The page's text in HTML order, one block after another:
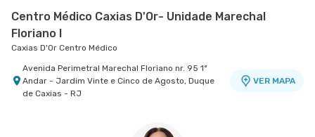
Centro Médico Caxias D'Or- Unidade Marechal
Floriano I
Caxias D'Or Centro Médico
Avenida Perimetral Marechal Floriano nr. 95 1º
Andar - Jardim Vinte e Cinco de Agosto, Duque
de Caxias - RJ
VER MAPA